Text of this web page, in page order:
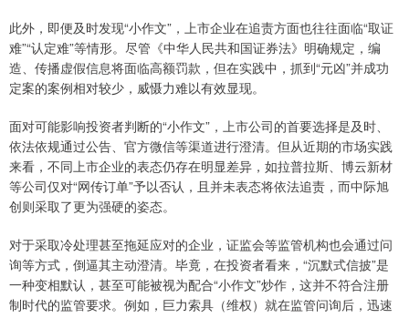
此外，即便及时发现“小作文”，上市企业在追责方面也往往面临“取证
难”“认定难”等情形。尽管《中华人民共和国证券法》明确规定，编
造、传播虚假信息将面临高额罚款，但在实践中，抓到“元凶”并成功
定案的案例相对较少，威慑力难以有效显现。
面对可能影响投资者判断的“小作文”，上市公司的首要选择是及时、
依法依规通过公告、官方微信等渠道进行澄清。但从近期的市场实践
来看，不同上市企业的表态仍存在明显差异，如拉普拉斯、博云新材
等公司仅对“网传订单”予以否认，且并未表态将依法追责，而中际旭
创则采取了更为强硬的姿态。
对于采取冷处理甚至拖延应对的企业，证监会等监管机构也会通过问
询等方式，倒逼其主动澄清。毕竟，在投资者看来，“沉默式信披”是
一种变相默认，甚至可能被视为配合“小作文”炒作，这并不符合注册
制时代的监管要求。例如，巨力索具（维权）就在监管问询后，迅速